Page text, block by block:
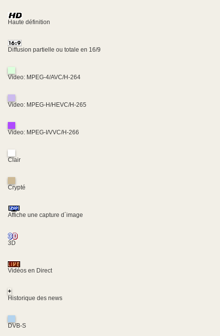
Haute définition
Diffusion partielle ou totale en 16/9
Video: MPEG-4/AVC/H-264
Video: MPEG-H/HEVC/H-265
Video: MPEG-I/VVC/H-266
Clair
Crypté
Affiche une capture d´image
3D
Vidéos en Direct
+
Historique des news
DVB-S